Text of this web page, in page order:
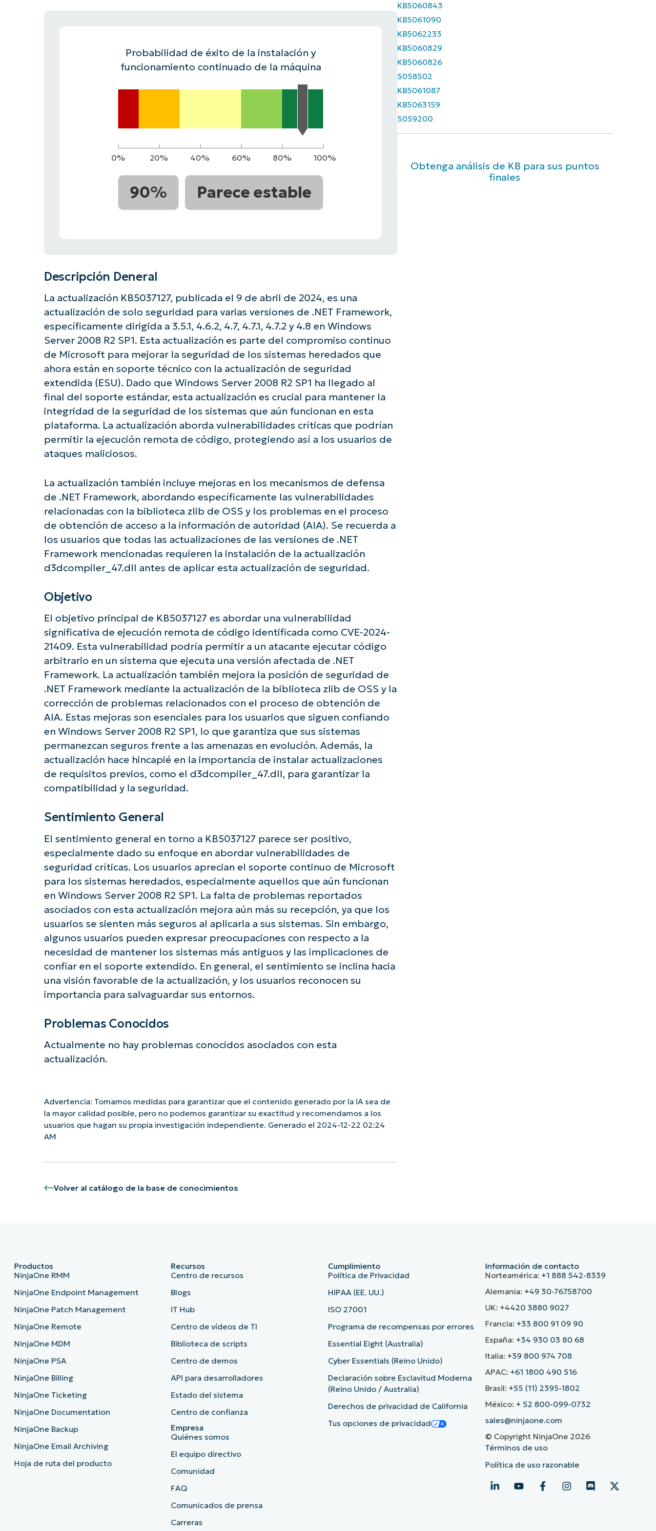
Probabilidad de éxito de la instalación y
funcionamiento continuado de la máquina
0% 20% 40% 60% 80% 100%
90% Parece estable
Descripción Deneral
La actualización KB5037127, publicada el 9 de abril de 2024, es una
actualización de solo seguridad para varias versiones de .NET Framework,
específicamente dirigida a 3.5.1, 4.6.2, 4.7, 4.7.1, 4.7.2 y 4.8 en Windows
Server 2008 R2 SP1. Esta actualización es parte del compromiso continuo
de Microsoft para mejorar la seguridad de los sistemas heredados que
ahora están en soporte técnico con la actualización de seguridad
extendida (ESU). Dado que Windows Server 2008 R2 SP1 ha llegado al
final del soporte estándar, esta actualización es crucial para mantener la
integridad de la seguridad de los sistemas que aún funcionan en esta
plataforma. La actualización aborda vulnerabilidades críticas que podrían
permitir la ejecución remota de código, protegiendo así a los usuarios de
ataques maliciosos.
La actualización también incluye mejoras en los mecanismos de defensa
de .NET Framework, abordando específicamente las vulnerabilidades
relacionadas con la biblioteca zlib de OSS y los problemas en el proceso
de obtención de acceso a la información de autoridad (AIA). Se recuerda a
los usuarios que todas las actualizaciones de las versiones de .NET
Framework mencionadas requieren la instalación de la actualización
d3dcompiler_47.dll antes de aplicar esta actualización de seguridad.
Objetivo
El objetivo principal de KB5037127 es abordar una vulnerabilidad
significativa de ejecución remota de código identificada como CVE-2024-
21409. Esta vulnerabilidad podría permitir a un atacante ejecutar código
arbitrario en un sistema que ejecuta una versión afectada de .NET
Framework. La actualización también mejora la posición de seguridad de
.NET Framework mediante la actualización de la biblioteca zlib de OSS y la
corrección de problemas relacionados con el proceso de obtención de
AIA. Estas mejoras son esenciales para los usuarios que siguen confiando
en Windows Server 2008 R2 SP1, lo que garantiza que sus sistemas
permanezcan seguros frente a las amenazas en evolución. Además, la
actualización hace hincapié en la importancia de instalar actualizaciones
de requisitos previos, como el d3dcompiler_47.dll, para garantizar la
compatibilidad y la seguridad.
Sentimiento General
El sentimiento general en torno a KB5037127 parece ser positivo,
especialmente dado su enfoque en abordar vulnerabilidades de
seguridad críticas. Los usuarios aprecian el soporte continuo de Microsoft
para los sistemas heredados, especialmente aquellos que aún funcionan
en Windows Server 2008 R2 SP1. La falta de problemas reportados
asociados con esta actualización mejora aún más su recepción, ya que los
usuarios se sienten más seguros al aplicarla a sus sistemas. Sin embargo,
algunos usuarios pueden expresar preocupaciones con respecto a la
necesidad de mantener los sistemas más antiguos y las implicaciones de
confiar en el soporte extendido. En general, el sentimiento se inclina hacia
una visión favorable de la actualización, y los usuarios reconocen su
importancia para salvaguardar sus entornos.
Problemas Conocidos
Actualmente no hay problemas conocidos asociados con esta
actualización.
Advertencia: Tomamos medidas para garantizar que el contenido generado por la IA sea de
la mayor calidad posible, pero no podemos garantizar su exactitud y recomendamos a los
usuarios que hagan su propia investigación independiente. Generado el 2024-12-22 02:24
AM
Volver al catálogo de la base de conocimientos
KB5060843
KB5061090
KB5062233
KB5060829
KB5060826
5058502
KB5061087
KB5063159
5059200
Obtenga análisis de KB para sus puntos
finales
¡Empiece con los análisis de KB basados en IA de NinjaOne!
and
last
name*
Business
email*
Phone
number*
País
Company
name*
Productos
NinjaOne RMM
NinjaOne Endpoint Management
NinjaOne Patch Management
NinjaOne Remote
NinjaOne MDM
NinjaOne PSA
NinjaOne Billing
NinjaOne Ticketing
NinjaOne Documentation
NinjaOne Backup
NinjaOne Email Archiving
Hoja de ruta del producto
Recursos
Centro de recursos
Blogs
IT Hub
Centro de vídeos de TI
Biblioteca de scripts
Centro de demos
API para desarrolladores
Estado del sistema
Centro de confianza
Empresa
Quiénes somos
El equipo directivo
Comunidad
FAQ
Comunicados de prensa
Carreras
Cumplimiento
Política de Privacidad
HIPAA (EE. UU.)
ISO 27001
Programa de recompensas por errores
Essential Eight (Australia)
Cyber Essentials (Reino Unido)
Declaración sobre Esclavitud Moderna
(Reino Unido / Australia)
Derechos de privacidad de California
Tus opciones de privacidad
Información de contacto
Norteamérica: +1 888 542-8339
Alemania: +49 30-76758700
UK: +4420 3880 9027
Francia: +33 800 91 09 90
España: +34 930 03 80 68
Italia: +39 800 974 708
APAC: +61 1800 490 516
Brasil: +55 (11) 2395-1802
México: + 52 800-099-0732
sales@ninjaone.com
© Copyright NinjaOne 2026
Términos de uso
Política de uso razonable